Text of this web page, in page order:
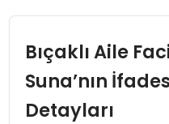
İDEAL YAŞAM
İDEAL SPOR
Bıçaklı Aile
Suna’nın
Detayları